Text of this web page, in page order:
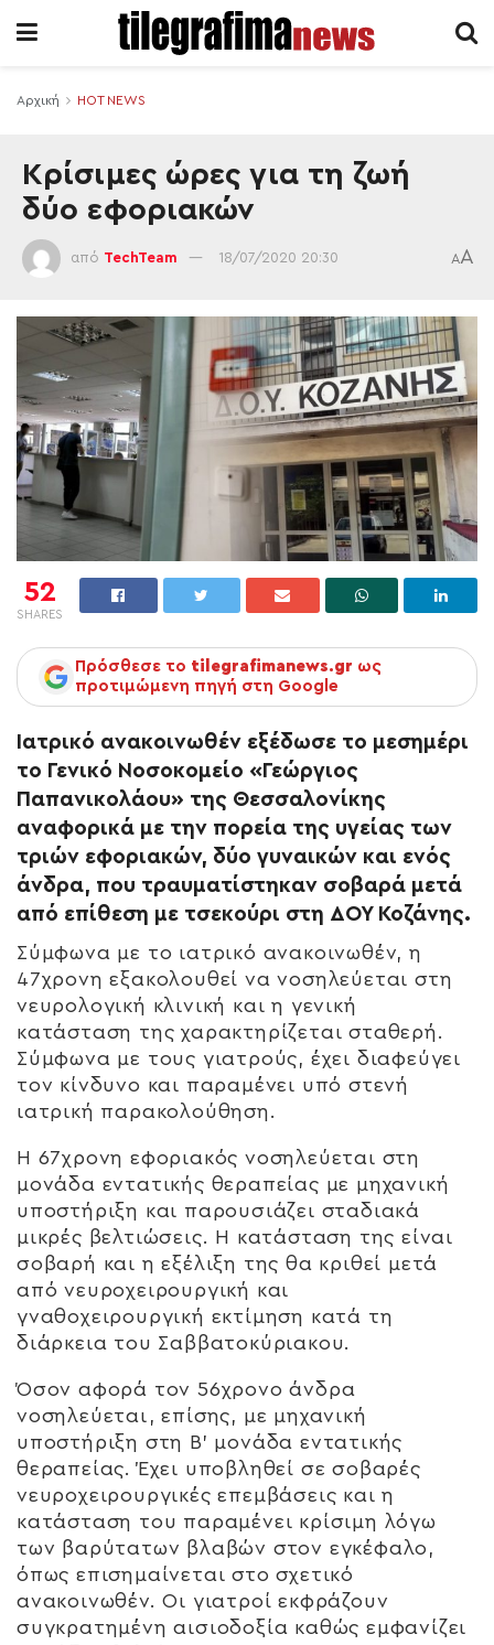
Αρχική HOT NEWS
Κρίσιμες ώρες για τη ζωή
δύο εφοριακών
από TechTeam 18/07/2020 20:30 AA
52
SHARES
Πρόσθεσε το tilegrafimanews.gr ως
προτιμώμενη πηγή στη Google
Ιατρικό ανακοινωθέν εξέδωσε το μεσημέρι
το Γενικό Νοσοκομείο «Γεώργιος
Παπανικολάου» της Θεσσαλονίκης
αναφορικά με την πορεία της υγείας των
τριών εφοριακών, δύο γυναικών και ενός
άνδρα, που τραυματίστηκαν σοβαρά μετά
από επίθεση με τσεκούρι στη ΔΟΥ Κοζάνης.
Σύμφωνα με το ιατρικό ανακοινωθέν, η
47χρονη εξακολουθεί να νοσηλεύεται στη
νευρολογική κλινική και η γενική
κατάσταση της χαρακτηρίζεται σταθερή.
Σύμφωνα με τους γιατρούς, έχει διαφεύγει
τον κίνδυνο και παραμένει υπό στενή
ιατρική παρακολούθηση.
Η 67χρονη εφοριακός νοσηλεύεται στη
μονάδα εντατικής θεραπείας με μηχανική
υποστήριξη και παρουσιάζει σταδιακά
μικρές βελτιώσεις. Η κατάσταση της είναι
σοβαρή και η εξέλιξη της θα κριθεί μετά
από νευροχειρουργική και
γναθοχειρουργική εκτίμηση κατά τη
διάρκεια του Σαββατοκύριακου.
Όσον αφορά τον 56χρονο άνδρα
νοσηλεύεται, επίσης, με μηχανική
υποστήριξη στη Β’ μονάδα εντατικής
θεραπείας. Έχει υποβληθεί σε σοβαρές
νευροχειρουργικές επεμβάσεις και η
κατάσταση του παραμένει κρίσιμη λόγω
των βαρύτατων βλαβών στον εγκέφαλο,
όπως επισημαίνεται στο σχετικό
ανακοινωθέν. Οι γιατροί εκφράζουν
συγκρατημένη αισιοδοξία καθώς εμφανίζει